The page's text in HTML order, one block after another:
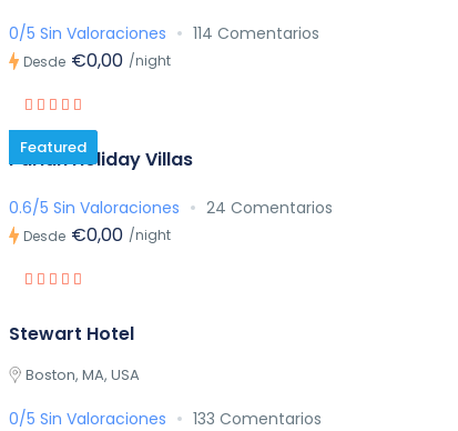
0/5 Sin Valoraciones 114 Comentarios
Desde €0,00 /night
Featured
Parian Holiday Villas
0.6/5 Sin Valoraciones 24 Comentarios
Desde €0,00 /night
Stewart Hotel
Boston, MA, USA
0/5 Sin Valoraciones 133 Comentarios